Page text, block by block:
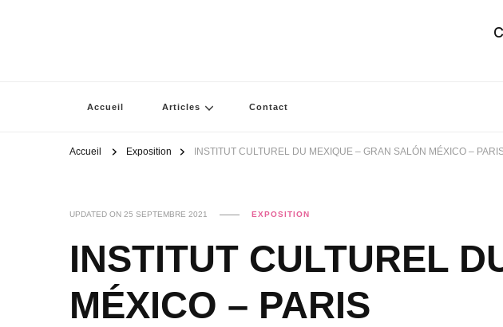
Accueil Articles Contact
Accueil Exposition INSTITUT CULTUREL DU MEXIQUE – GRAN SALÓN MÉXICO –
UPDATED ON 25 SEPTEMBRE 2021 EXPOSITION
INSTITUT CULTUREL
MÉXICO – PARIS